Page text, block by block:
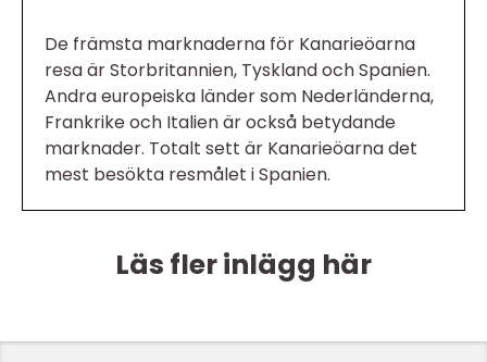
De främsta marknaderna för Kanarieöarna
resa är Storbritannien, Tyskland och Spanien.
Andra europeiska länder som Nederländerna,
Frankrike och Italien är också betydande
marknader. Totalt sett är Kanarieöarna det
mest besökta resmålet i Spanien.
Läs fler inlägg här